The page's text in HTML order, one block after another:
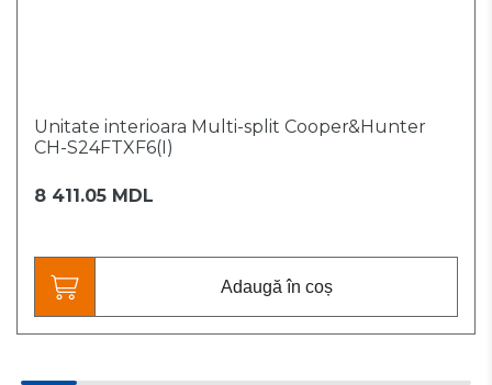
Unitate interioara Multi-split Cooper&Hunter
CH-S24FTXF6(I)
8 411.05 MDL
Adaugă în coș